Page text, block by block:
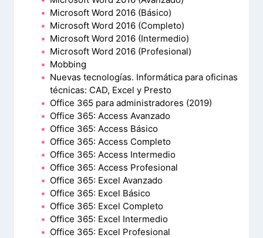
Microsoft Word 2016 (Básico)
Microsoft Word 2016 (Completo)
Microsoft Word 2016 (Intermedio)
Microsoft Word 2016 (Profesional)
Mobbing
Nuevas tecnologías. Informática para oficinas
técnicas: CAD, Excel y Presto
Office 365 para administradores (2019)
Office 365: Access Avanzado
Office 365: Access Básico
Office 365: Access Completo
Office 365: Access Intermedio
Office 365: Access Profesional
Office 365: Excel Avanzado
Office 365: Excel Básico
Office 365: Excel Completo
Office 365: Excel Intermedio
Office 365: Excel Profesional